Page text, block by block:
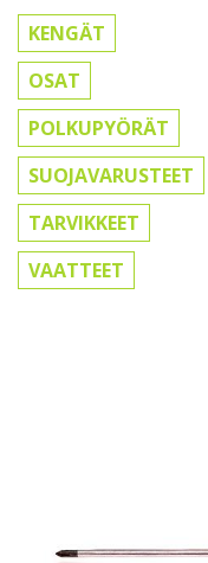
KENGÄT
OSAT
POLKUPYÖRÄT
SUOJAVARUSTEET
TARVIKKEET
VAATTEET